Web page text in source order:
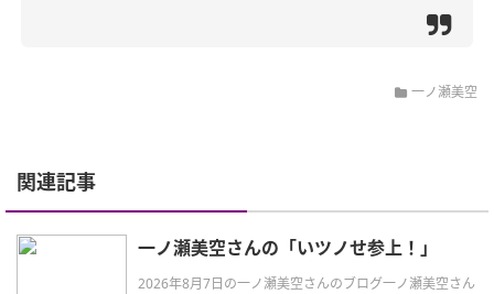
一ノ瀬美空
関連記事
一ノ瀬美空さんの「いツノせ参上！」
2026年8月7日の一ノ瀬美空さんのブログ一ノ瀬美空さん